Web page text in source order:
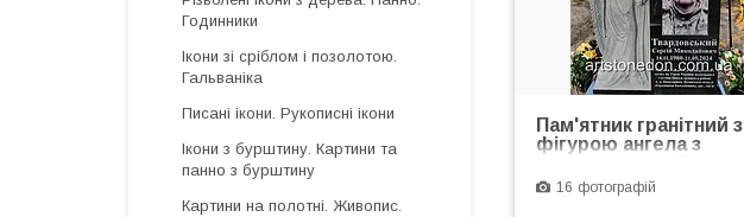
Пам'ятник гранітний з
фігурою ангела з
16
Годинники
Ікони зі сріблом і позолотою.
Гальваніка
Писані ікони. Рукописні ікони
Ікони з бурштину. Картини та
панно з бурштину
Картини на полотні. Живопис.